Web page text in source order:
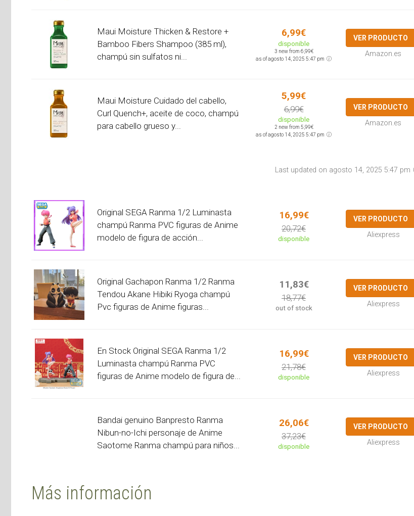
Maui Moisture Thicken & Restore +
Bamboo Fibers Shampoo (385 ml),
champú sin sulfatos ni...
6,99€
disponible
3 new from 6,99€
as of agosto 14, 2025 5:47 pm
VER PRODUCTO
Amazon.es
Maui Moisture Cuidado del cabello,
Curl Quench+, aceite de coco, champú
para cabello grueso y...
5,99€
6,99€
disponible
2 new from 5,99€
as of agosto 14, 2025 5:47 pm
VER PRODUCTO
Amazon.es
Last updated on agosto 14, 2025 5:47 pm
Original SEGA Ranma 1/2 Luminasta
champú Ranma PVC figuras de Anime
modelo de figura de acción...
16,99€
20,72€
disponible
VER PRODUCTO
Aliexpress
Original Gachapon Ranma 1/2 Ranma
Tendou Akane Hibiki Ryoga champú
Pvc figuras de Anime figuras...
11,83€
18,77€
out of stock
VER PRODUCTO
Aliexpress
En Stock Original SEGA Ranma 1/2
Luminasta champú Ranma PVC
figuras de Anime modelo de figura de...
16,99€
21,78€
disponible
VER PRODUCTO
Aliexpress
Bandai genuino Banpresto Ranma
Nibun-no-Ichi personaje de Anime
Saotome Ranma champú para niños...
26,06€
37,23€
disponible
VER PRODUCTO
Aliexpress
Más información